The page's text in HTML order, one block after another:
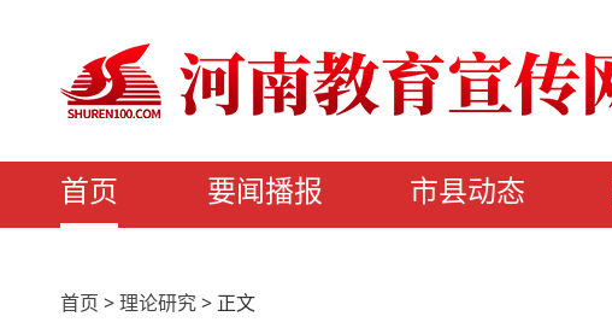
首页 要闻播报 市县动态
首页 >理论研究> 正文